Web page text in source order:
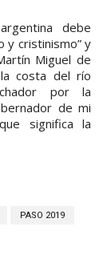
debe
y cristinismo” y
Miguel de
costa del río
por la
de mi
significa la
PASO 2019